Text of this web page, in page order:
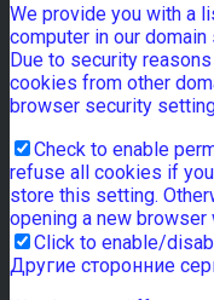
We provide you with a
computer in our
Due to security
cookies from other
browser security
Check to enable
refuse all cookies if
store this setting.
opening a new browser
Click to enable/
Другие сторонние